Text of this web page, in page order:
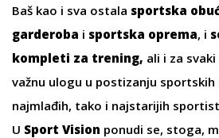
Baš kao i sva ostala sportska
garderoba i sportska oprema, i
kompleti za trening, ali i za
važnu ulogu u postizanju
najmlađih, tako i najstarijih
U Sport Vision ponudi se, stoga,